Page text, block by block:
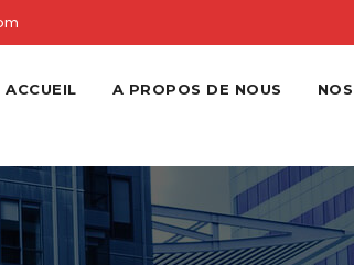
ACCUEIL A PROPOS DE NOUS